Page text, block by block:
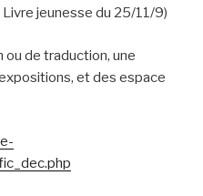
Livre jeunesse du 25/11/9)
ou de traduction, une
et des espace